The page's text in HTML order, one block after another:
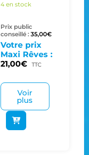
4 en stock
Prix public
conseillé : 35,00€
Votre prix
Maxi Rêves :
21,00€ TTC
Voir
plus